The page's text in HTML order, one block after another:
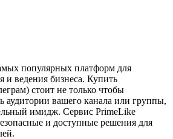
популярных платформ для
ведения бизнеса. Купить
стоит не только чтобы
аудитории вашего канала или группы,
имидж. Сервис PrimeLike
и доступные решения для